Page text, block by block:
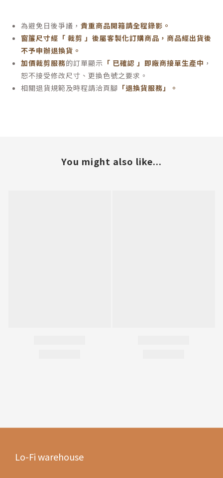
為避免日後爭議， 貴重商品開箱請全程錄影。
窗簾尺寸經「 裁剪 」後屬客製化訂購商品，商品經出貨後
不予申辦退換貨。
加價裁剪服務的訂單顯示 「 已確認 」即廠商接單生產中 ，
恕不接受修改尺寸、更換色號之要求。
相關退貨規範及時程請洽頁腳 「退換貨服務」 。
You might also like...
Lo-Fi warehouse